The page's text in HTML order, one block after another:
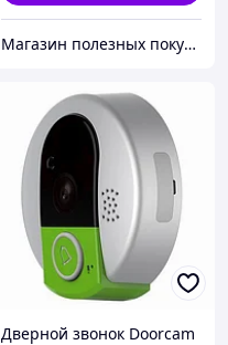
Магазин полезных покупок "Goodbuy"
Дверной звонок Doorcam